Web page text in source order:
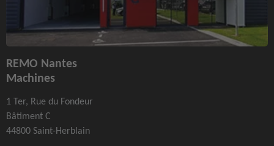
REMO Nantes
Machines
1 Ter, Rue du Fondeur
Bâtiment C
44800 Saint-Herblain